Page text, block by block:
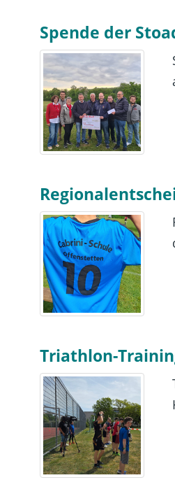
Spende der
Triathlon-